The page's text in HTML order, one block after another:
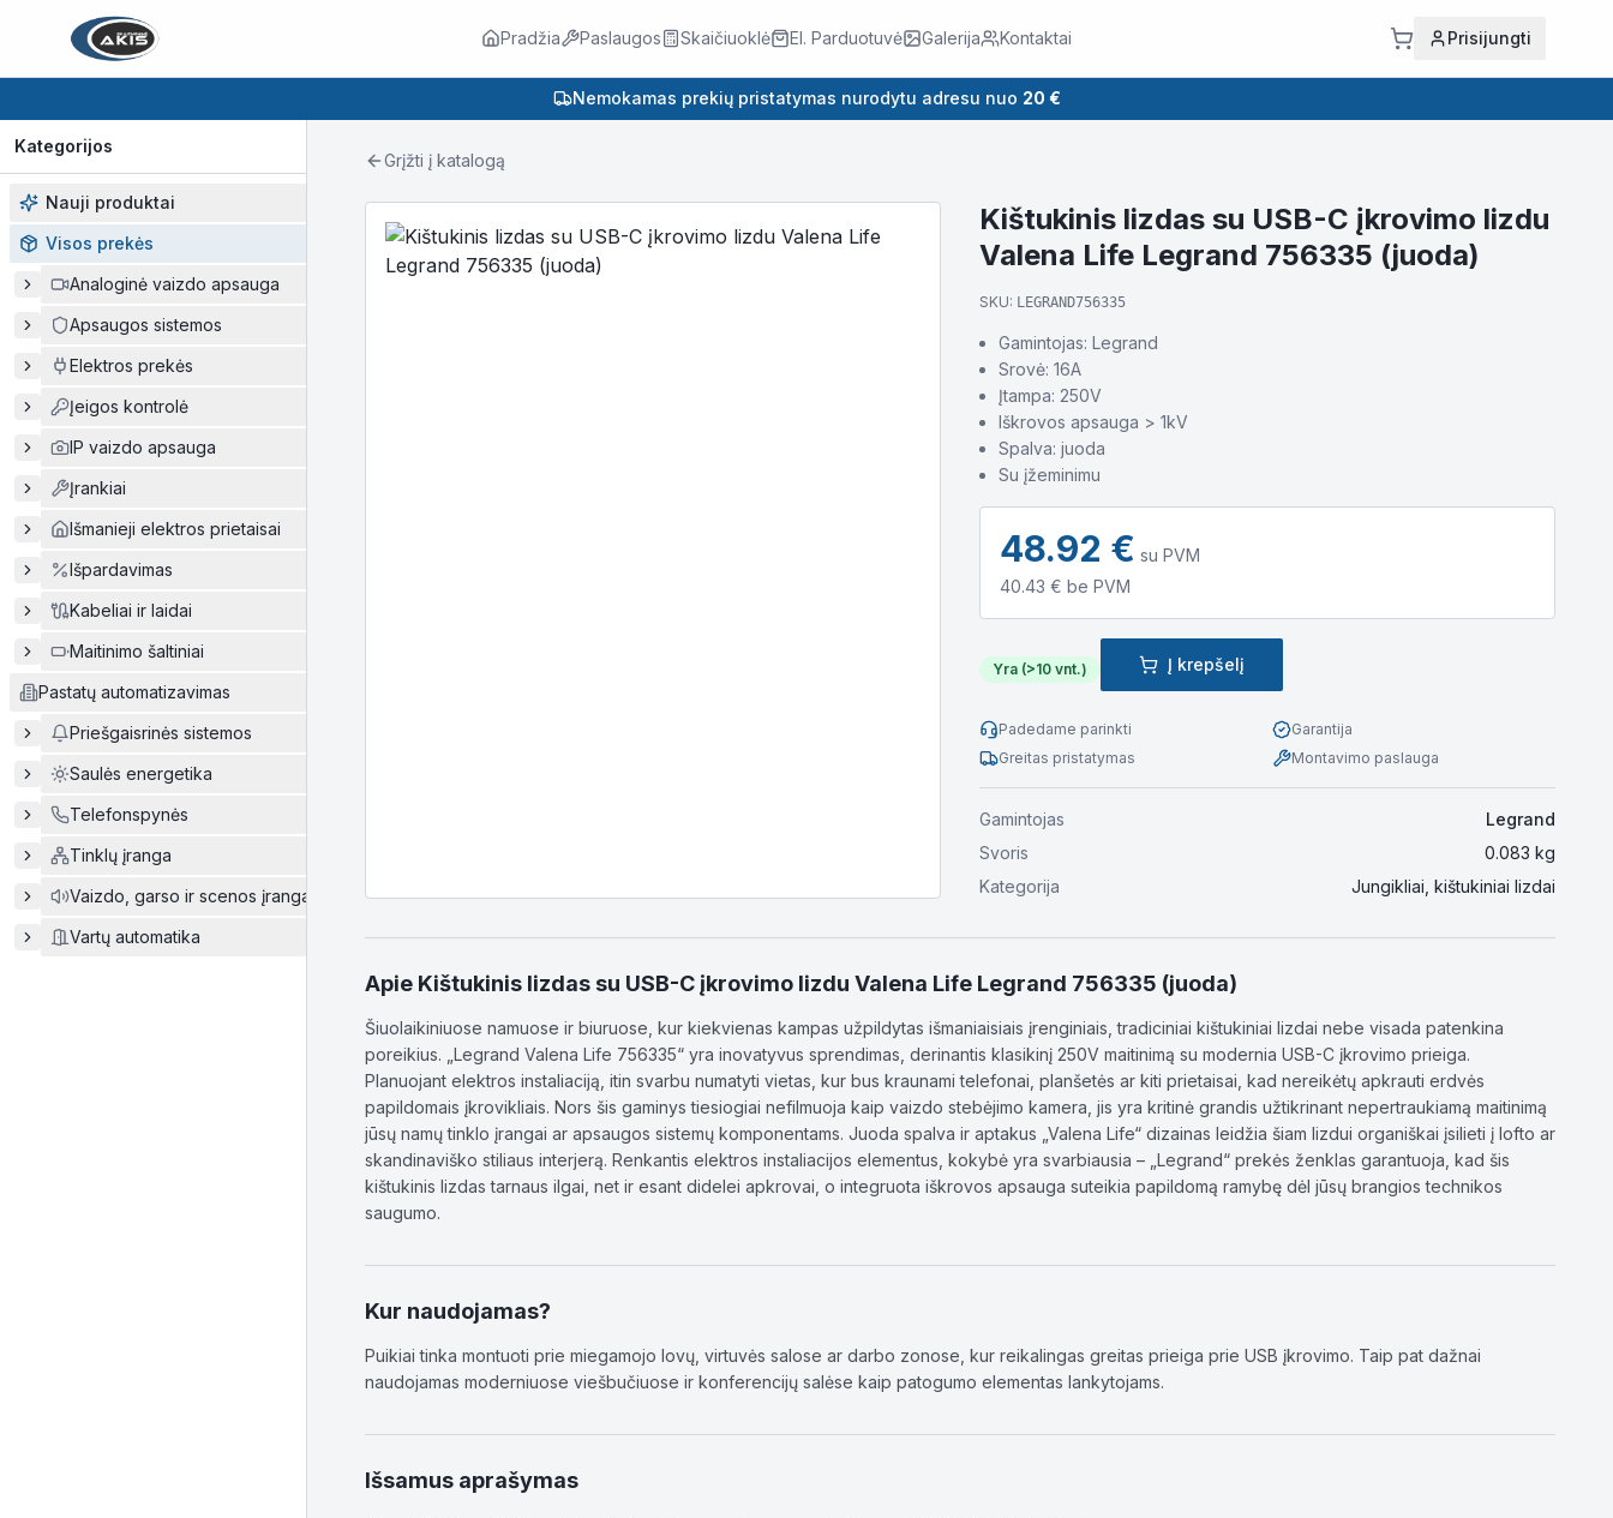
Pradžia Paslaugos Skaičiuoklė El. Parduotuvė Galerija Kontaktai Prisijungti
Nemokamas prekių pristatymas nurodytu adresu nuo 20 €
Kategorijos
Nauji produktai
Visos prekės
Analoginė vaizdo apsauga
Apsaugos sistemos
Elektros prekės
Įeigos kontrolė
IP vaizdo apsauga
Įrankiai
Išmanieji elektros prietaisai
Išpardavimas
Kabeliai ir laidai
Maitinimo šaltiniai
Pastatų automatizavimas
Priešgaisrinės sistemos
Saulės energetika
Telefonspynės
Tinklų įranga
Vaizdo, garso ir scenos įranga
Vartų automatika
Grįžti į katalogą
Kištukinis lizdas su USB-C įkrovimo lizdu
Valena Life Legrand 756335 (juoda)
SKU: LEGRAND756335
Gamintojas: Legrand
Srovė: 16A
Įtampa: 250V
Iškrovos apsauga > 1kV
Spalva: juoda
Su įžeminimu
48.92 € su PVM
40.43 € be PVM
Yra (>10 vnt.) Į krepšelį
Padedame parinkti
Garantija
Greitas pristatymas
Montavimo paslauga
Gamintojas
Legrand
Svoris
0.083 kg
Kategorija
Jungikliai, kištukiniai lizdai
Apie Kištukinis lizdas su USB-C įkrovimo lizdu Valena Life Legrand 756335 (juoda)
Šiuolaikiniuose namuose ir biuruose, kur kiekvienas kampas užpildytas išmaniaisiais įrenginiais, tradiciniai kištukiniai lizdai nebe visada patenkina
poreikius. „Legrand Valena Life 756335“ yra inovatyvus sprendimas, derinantis klasikinį 250V maitinimą su modernia USB-C įkrovimo prieiga.
Planuojant elektros instaliaciją, itin svarbu numatyti vietas, kur bus kraunami telefonai, planšetės ar kiti prietaisai, kad nereikėtų apkrauti erdvės
papildomais įkrovikliais. Nors šis gaminys tiesiogiai nefilmuoja kaip vaizdo stebėjimo kamera, jis yra kritinė grandis užtikrinant nepertraukiamą maitinimą
jūsų namų tinklo įrangai ar apsaugos sistemų komponentams. Juoda spalva ir aptakus „Valena Life“ dizainas leidžia šiam lizdui organiškai įsilieti į lofto ar
skandinaviško stiliaus interjerą. Renkantis elektros instaliacijos elementus, kokybė yra svarbiausia – „Legrand“ prekės ženklas garantuoja, kad šis
kištukinis lizdas tarnaus ilgai, net ir esant didelei apkrovai, o integruota iškrovos apsauga suteikia papildomą ramybę dėl jūsų brangios technikos
saugumo.
Kur naudojamas?
Puikiai tinka montuoti prie miegamojo lovų, virtuvės salose ar darbo zonose, kur reikalingas greitas prieiga prie USB įkrovimo. Taip pat dažnai
naudojamas moderniuose viešbučiuose ir konferencijų salėse kaip patogumo elementas lankytojams.
Išsamus aprašymas